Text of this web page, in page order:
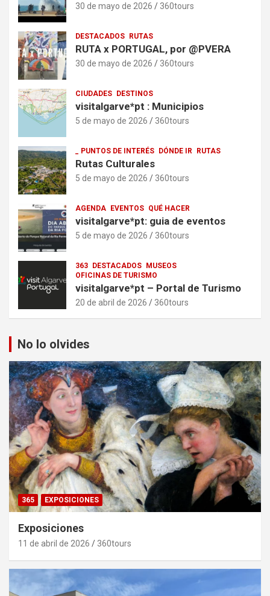
30 de mayo de 2026 360tours
DESTACADOS RUTAS
RUTA x PORTUGAL, por @PVERA
30 de mayo de 2026 360tours
CIUDADES DESTINOS
visitalgarve*pt : Municipios
5 de mayo de 2026 360tours
_ PUNTOS DE INTERÉS DÓNDE IR RUTAS
Rutas Culturales
5 de mayo de 2026 360tours
AGENDA EVENTOS QUÉ HACER
visitalgarve*pt: guia de eventos
5 de mayo de 2026 360tours
363 DESTACADOS MUSEOS
OFICINAS DE TURISMO
visitalgarve*pt – Portal de Turismo
20 de abril de 2026 360tours
No lo olvides
365 EXPOSICIONES
Exposiciones
11 de abril de 2026 360tours